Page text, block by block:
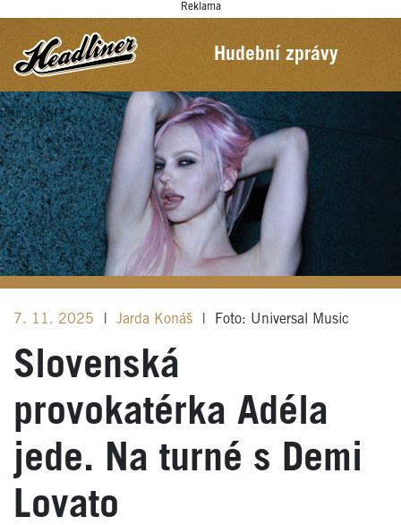
Reklama
Hudební zprávy
7. 11. 2025 Jarda Konáš Foto: Universal Music
Slovenská
provokatérka Adéla
jede. Na turné s Demi
Lovato